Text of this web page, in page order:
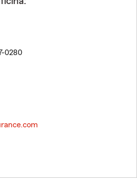
0280